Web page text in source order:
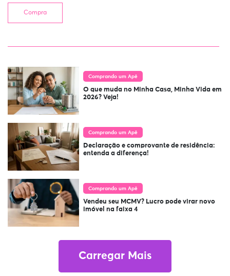
Compra
Comprando um Apê
O que muda no Minha Casa, Minha Vida em
2026? Veja!
Comprando um Apê
Declaração e comprovante de residência:
entenda a diferença!
Comprando um Apê
Vendeu seu MCMV? Lucro pode virar novo
imóvel na faixa 4
Carregar Mais